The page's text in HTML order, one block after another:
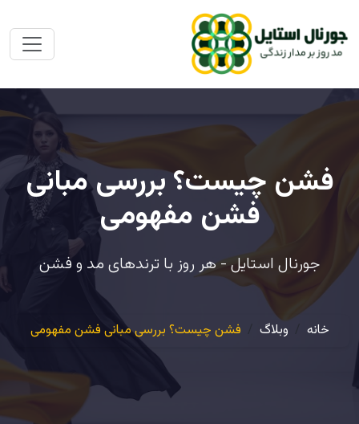
فشن چیست؟ بررسی مبانی
فشن مفهومی
جورنال استایل - هر روز با ترندهای مد و فشن
خانه وبلاگ فشن چیست؟ بررسی مبانی فشن مفهومی